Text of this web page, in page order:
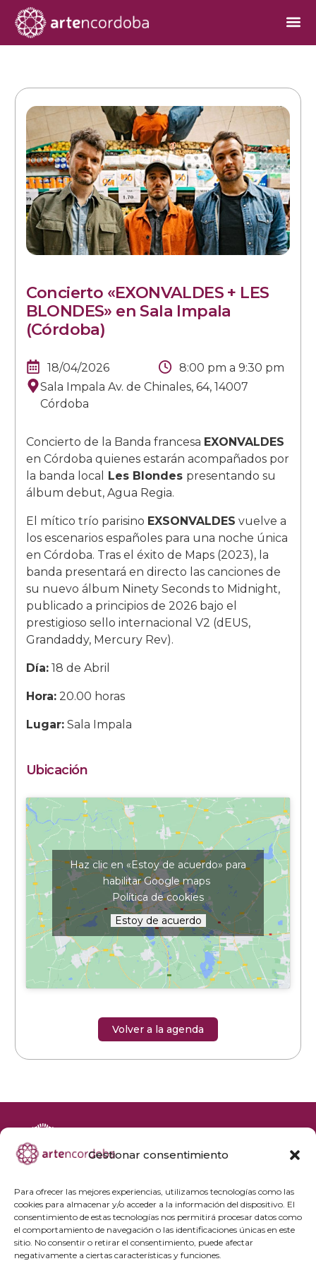
Gestionar consentimiento
Para ofrecer las mejores experiencias, utilizamos tecnologías como las
cookies para almacenar y/o acceder a la información del dispositivo. El
consentimiento de estas tecnologías nos permitirá procesar datos como
el comportamiento de navegación o las identificaciones únicas en este
sitio. No consentir o retirar el consentimiento, puede afectar
negativamente a ciertas características y funciones.
Concierto «EXONVALDES + LES
BLONDES» en Sala Impala
(Córdoba)
18/04/2026 8:00 pm a 9:30 pm
Sala Impala Av. de Chinales, 64, 14007
Córdoba
Concierto de la Banda francesa EXONVALDES
en Córdoba quienes estarán acompañados por
la banda local
Les Blondes presentando su
álbum debut, Agua Regia.
El mítico trío parisino EXSONVALDES vuelve a
los escenarios españoles para una noche única
en Córdoba. Tras el éxito de Maps (2023), la
banda presentará en directo las canciones de
su nuevo álbum Ninety Seconds to Midnight,
publicado a principios de 2026 bajo el
prestigioso sello internacional V2 (dEUS,
Grandaddy, Mercury Rev).
Día:18 de Abril
Hora:20.00 horas
Lugar:Sala Impala
Ubicación
Haz clic en «Estoy de acuerdo» para
habilitar Google maps
Política de cookies
Estoy de acuerdo
Volver a la agenda
Agenda cultural
Preguntas frecuentes
Grupos privados